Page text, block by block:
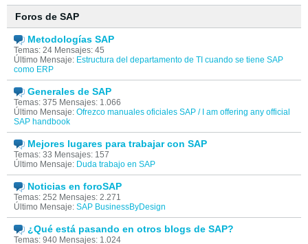
Foros de SAP
Metodologías SAP
Temas: 24 Mensajes: 45
Último Mensaje: Estructura del departamento de TI cuando se tiene SAP
como ERP
Generales de SAP
Temas: 375 Mensajes: 1.066
Último Mensaje: Ofrezco manuales oficiales SAP / I am offering any official
SAP handbook
Mejores lugares para trabajar con SAP
Temas: 33 Mensajes: 157
Último Mensaje: Duda trabajo en SAP
Noticias en foroSAP
Temas: 252 Mensajes: 2.271
Último Mensaje: SAP BusinessByDesign
¿Qué está pasando en otros blogs de SAP?
Temas: 940 Mensajes: 1.024